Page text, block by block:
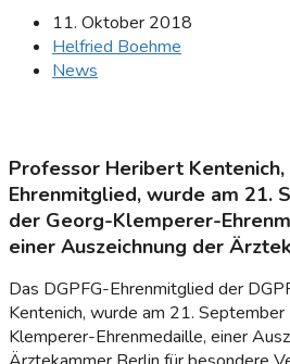
11. Oktober 2018
Helfried Boehme
News
Professor Heribert Kentenich,
Ehrenmitglied, wurde am 21.
der Georg-Klemperer-
einer Auszeichnung der
Das DGPFG-Ehrenmitglied der
Kentenich, wurde am 21.
Klemperer-Ehrenmedaille, einer